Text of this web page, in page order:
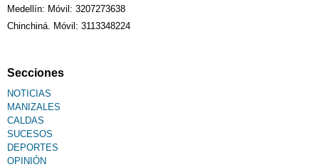
Medellín: Móvil: 3207273638
Chinchiná. Móvil: 3113348224
Secciones
NOTICIAS
MANIZALES
CALDAS
SUCESOS
DEPORTES
OPINIÓN